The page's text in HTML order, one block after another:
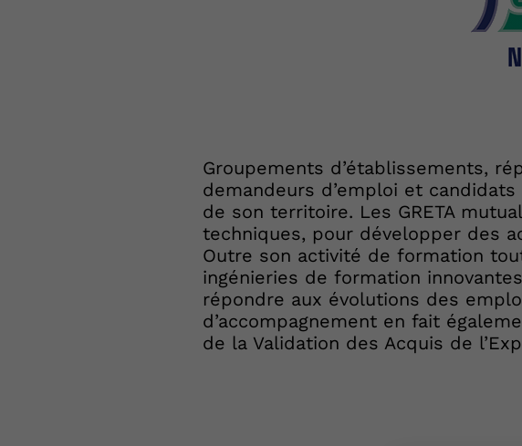
Groupements d’établissements,
demandeurs d’emploi et
de son territoire. Les GRETA
techniques, pour développer des
Outre son activité de formation
ingénieries de formation
répondre aux évolutions des
d’accompagnement en fait
de la Validation des Acquis de